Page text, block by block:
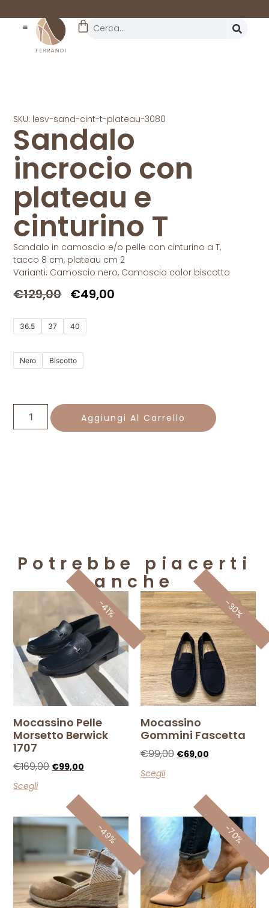
REALTÀ STORICA
DAL 1962
SKU: lesv-sand-cint-t-plateau-3080
Sandalo
incrocio con
plateau e
cinturino T
Sandalo in camoscio e/o pelle con cinturino a T,
tacco 8 cm, plateau cm 2
Varianti: Camoscio nero, Camoscio color biscotto
€129,00 €49,00
36.5 37 40
Nero Biscotto
Aggiungi Al Carrello
Potrebbe piacerti
anche
-41%
Mocassino Pelle
Morsetto Berwick
1707
€169,00 €99,00
Scegli
-30%
Mocassino
Gommini Fascetta
€99,00 €69,00
Scegli
-49% -70%